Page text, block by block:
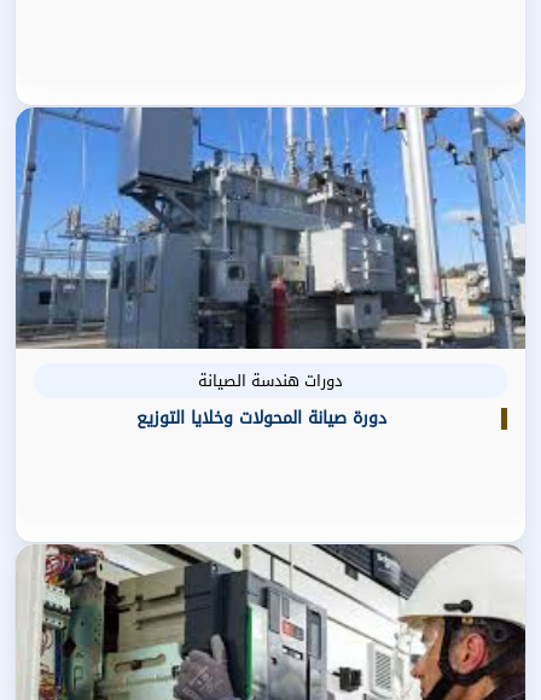
دورات هندسة الصيانة
دورة صيانة المحولات وخلايا التوزيع